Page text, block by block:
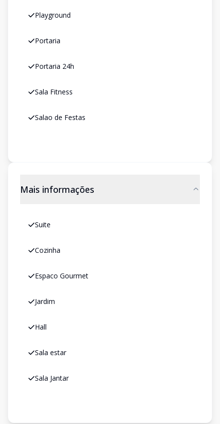
Playground
Portaria
Portaria 24h
Sala Fitness
Salao de Festas
Mais informações
Suite
Cozinha
Espaco Gourmet
Jardim
Hall
Sala estar
Sala Jantar